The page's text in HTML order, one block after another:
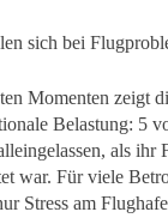
sich bei
Momenten zeigt
Belastung: 5
als ihr
war. Für viele
Stress am